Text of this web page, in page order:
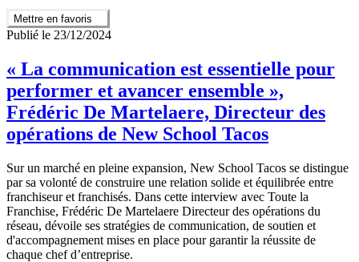
Mettre en favoris
Publié le 23/12/2024
« La communication est essentielle pour
performer et avancer ensemble »,
Frédéric De Martelaere, Directeur des
opérations de New School Tacos
Sur un marché en pleine expansion, New School Tacos se distingue
par sa volonté de construire une relation solide et équilibrée entre
franchiseur et franchisés. Dans cette interview avec Toute la
Franchise, Frédéric De Martelaere Directeur des opérations du
réseau, dévoile ses stratégies de communication, de soutien et
d'accompagnement mises en place pour garantir la réussite de
chaque chef d’entreprise.